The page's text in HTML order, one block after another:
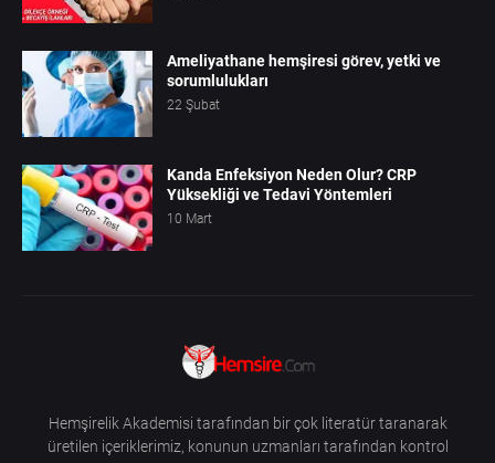
Ameliyathane hemşiresi görev, yetki ve
sorumlulukları
22 Şubat
Kanda Enfeksiyon Neden Olur? CRP
Yüksekliği ve Tedavi Yöntemleri
10 Mart
Hemşirelik Akademisi tarafından bir çok literatür taranarak
üretilen içeriklerimiz, konunun uzmanları tarafından kontrol